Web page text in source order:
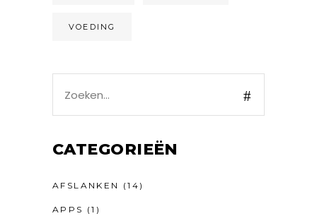
VOEDING
for:
CATEGORIEËN
AFSLANKEN (14)
APPS (1)